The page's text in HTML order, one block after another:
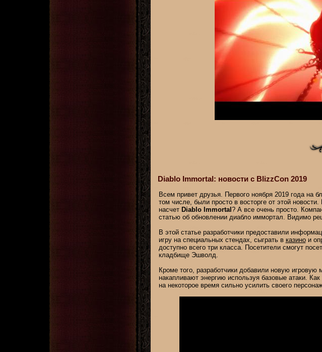
Diablo Immortal: новости с BlizzCon 2019
Всем привет друзья. Первого ноября 2019 года на
том числе, были просто в восторге от этой
насчет Diablo Immortal ? А все очень просто.
статью об обновлении диабло иммортал. Видимо
В этой статье разработчики предоставили
игру на специальных стендах, сыграть в казинои
доступно всего три класса. Посетители смогут
кладбище Эшволд.
Кроме того, разработчики добавили новую
накапливают энергию используя базовые атаки.
на некоторое время сильно усилить своего